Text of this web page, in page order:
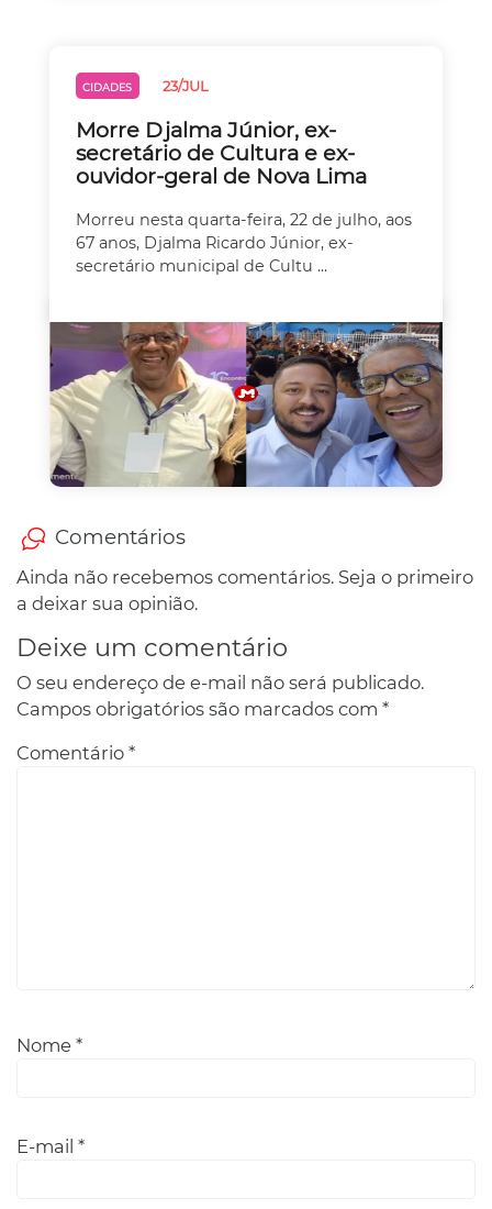
CIDADES 23/JUL
Morre Djalma Júnior, ex-
secretário de Cultura e ex-
ouvidor-geral de Nova Lima
Morreu nesta quarta-feira, 22 de julho, aos
67 anos, Djalma Ricardo Júnior, ex-
secretário municipal de Cultu ...
Comentários
Ainda não recebemos comentários. Seja o primeiro
a deixar sua opinião.
Deixe um comentário
O seu endereço de e-mail não será publicado.
Campos obrigatórios são marcados com *
Comentário *
Nome *
E-mail *